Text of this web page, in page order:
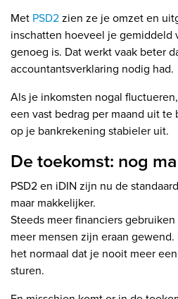
Met PSD2zien ze je omzet en
inschatten hoeveel je gemiddeld
genoeg is. Dat werkt vaak beter
accountantsverklaring nodig had.
Als je inkomsten nogal
een vast bedrag per maand uit
op je bankrekening stabieler uit.
De toekomst: nog
PSD2 en iDIN zijn nu de
maar makkelijker.
Steeds meer financiers
meer mensen zijn eraan
het normaal dat je nooit meer
sturen.